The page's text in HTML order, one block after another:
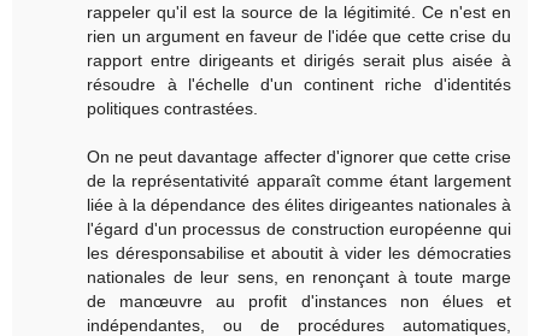
rappeler qu'il est la source de la légitimité. Ce n'est en
rien un argument en faveur de l'idée que cette crise du
rapport entre dirigeants et dirigés serait plus aisée à
résoudre à l'échelle d'un continent riche d'identités
politiques contrastées.
On ne peut davantage affecter d'ignorer que cette crise
de la représentativité apparaît comme étant largement
liée à la dépendance des élites dirigeantes nationales à
l'égard d'un processus de construction européenne qui
les déresponsabilise et aboutit à vider les démocraties
nationales de leur sens, en renonçant à toute marge
de manœuvre au profit d'instances non élues et
indépendantes, ou de procédures automatiques,